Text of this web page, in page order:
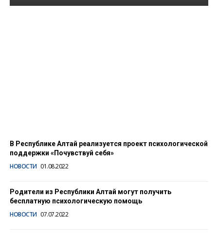
В Республике Алтай реализуется проект психологической
поддержки «Почувствуй себя»
НОВОСТИ 01.08.2022
Родители из Республики Алтай могут получить
бесплатную психологическую помощь
НОВОСТИ 07.07.2022